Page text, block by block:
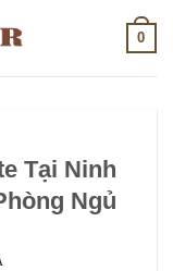
0
Tại Ninh
Ngủ